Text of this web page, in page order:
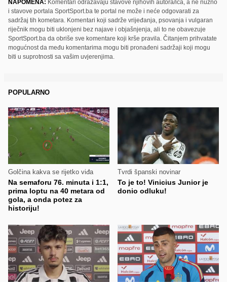
NAPOMENA: Komentari odražavaju stavove njihovih autora/ica, a ne nužno
i stavove portala SportSport.ba te portal ne može i neće odgovarati za
sadržaj tih kometara. Komentari koji sadrže vrijeđanja, psovanja i vulgaran
riječnik mogu biti uklonjeni bez najave i objašnjenja, ali to ne obavezuje
SportSport.ba da obriše sve komentare koji krše pravila. Čitanjem prihvatate
mogućnost da među komentarima mogu biti pronađeni sadržaji koji mogu
biti u suprotnosti sa vašim uvjerenjima.
POPULARNO
Golčina kakva se rijetko viđa
Na semaforu 76. minuta i 1:1,
prima loptu na 40 metara od
gola, a onda potez za
historiju!
Tvrdi španski novinar
To je to! Vinicius Junior je
donio odluku!